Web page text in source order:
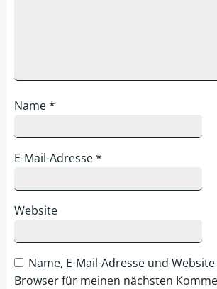
Name*
E-Mail-Adresse*
Website
Name, E-Mail-Adresse und
Browser für meinen nächsten